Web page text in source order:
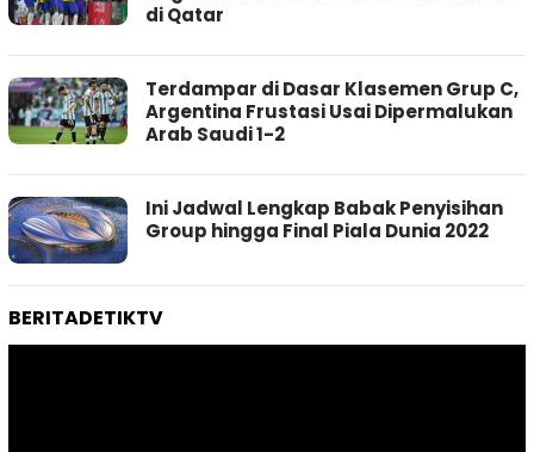
di Qatar
Terdampar di Dasar Klasemen Grup C,
Argentina Frustasi Usai Dipermalukan
Arab Saudi 1-2
Ini Jadwal Lengkap Babak Penyisihan
Group hingga Final Piala Dunia 2022
BERITADETIKTV